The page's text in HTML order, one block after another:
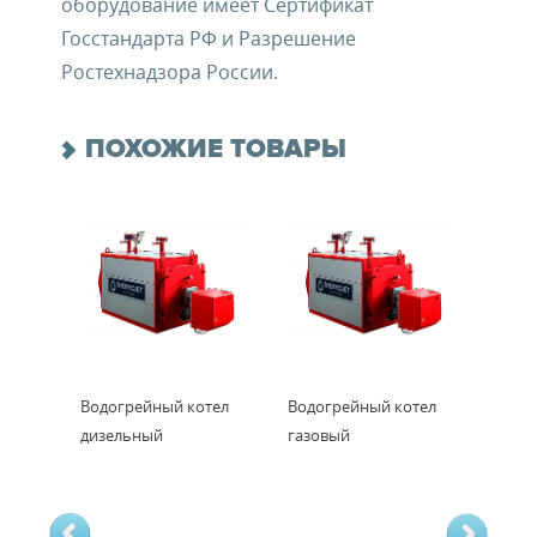
Госстандарта РФ и Разрешение
Ростехнадзора России.
ПОХОЖИЕ ТОВАРЫ
Водогрейный котел
дизельный
Водогрейный котел
газовый